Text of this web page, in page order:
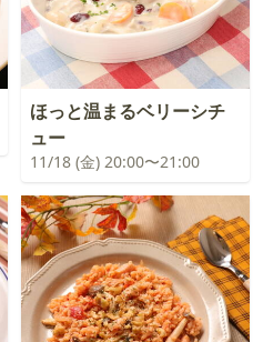
ほっと温まるベリーシチ
ュー
11/18 (金) 20:00〜21:00